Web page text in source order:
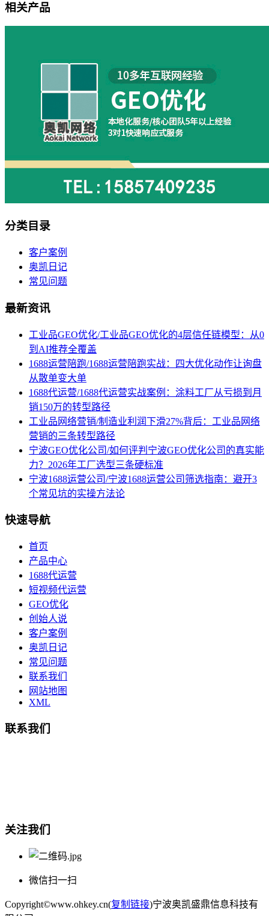
相关产品
分类目录
客户案例
奥凯日记
常见问题
最新资讯
工业品GEO优化/工业品GEO优化的4层信任链模型：从0
到AI推荐全覆盖
1688运营陪跑/1688运营陪跑实战：四大优化动作让询盘
从散单变大单
1688代运营/1688代运营实战案例：涂料工厂从亏损到月
销150万的转型路径
工业品网络营销/制造业利润下滑27%背后：工业品网络
营销的三条转型路径
宁波GEO优化公司/如何评判宁波GEO优化公司的真实能
力？2026年工厂选型三条硬标准
宁波1688运营公司/宁波1688运营公司筛选指南：避开3
个常见坑的实操方法论
快速导航
首页
产品中心
1688代运营
短视频代运营
GEO优化
创始人说
客户案例
奥凯日记
常见问题
联系我们
网站地图
XML
联系我们
关注我们
微信扫一扫
Copyright©www.ohkey.cn(复制链接)宁波奥凯盛鼎信息科技有